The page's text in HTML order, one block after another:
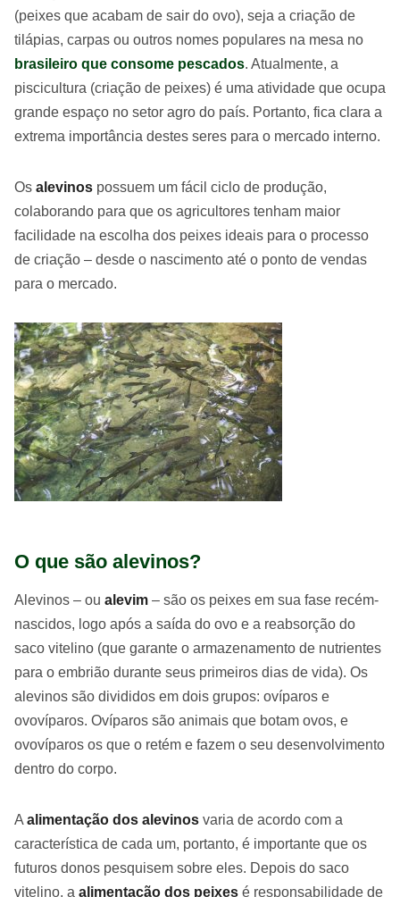
(peixes que acabam de sair do ovo), seja a criação de
tilápias, carpas ou outros nomes populares na mesa no
brasileiro que consome pescados. Atualmente, a
piscicultura (criação de peixes) é uma atividade que ocupa
grande espaço no setor agro do país. Portanto, fica clara a
extrema importância destes seres para o mercado interno.
Os alevinos possuem um fácil ciclo de produção,
colaborando para que os agricultores tenham maior
facilidade na escolha dos peixes ideais para o processo
de criação – desde o nascimento até o ponto de vendas
para o mercado.
O que são alevinos?
Alevinos – ou alevim – são os peixes em sua fase recém-
nascidos, logo após a saída do ovo e a reabsorção do
saco vitelino (que garante o armazenamento de nutrientes
para o embrião durante seus primeiros dias de vida). Os
alevinos são divididos em dois grupos: ovíparos e
ovovíparos. Ovíparos são animais que botam ovos, e
ovovíparos os que o retém e fazem o seu desenvolvimento
dentro do corpo.
A alimentação dos alevinos varia de acordo com a
característica de cada um, portanto, é importante que os
futuros donos pesquisem sobre eles. Depois do saco
vitelino, a alimentação dos peixes é responsabilidade de